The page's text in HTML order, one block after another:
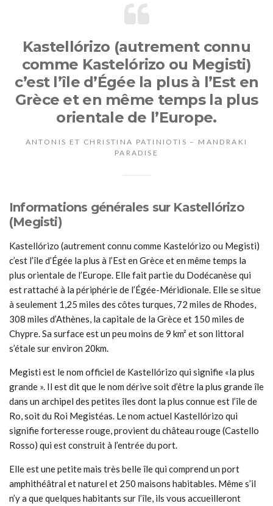
Kastellórizo (autrement connu
comme Kastelórizo ou Megisti)
c’est l’île d’Égée la plus à l’Est en
Grèce et en même temps la plus
orientale de l’Europe.
ANTONIS ET CHRISTINA PATINIOTIS – MANDRAKI
PARADISE
Informations générales sur Kastellórizo
(Megisti)
Kastellórizo (autrement connu comme Kastelórizo ou Megisti)
c’est l’île d’Égée la plus à l’Est en Grèce et en même temps la
plus orientale de l’Europe. Elle fait partie du Dodécanèse qui
est rattaché à la périphérie de l’Égée-Méridionale. Elle se situe
à seulement 1,25 miles des côtes turques, 72 miles de Rhodes,
308 miles d’Athènes, la capitale de la Grèce et 150 miles de
Chypre. Sa surface est un peu moins de 9 km² et son littoral
s’étale sur environ 20km.
Megisti est le nom officiel de Kastellórizo qui signifie «la plus
grande ». Il est dit que le nom dérive soit d’être la plus grande île
dans un archipel des petites îles dont la plus connue est l’île de
Ro, soit du Roi Megistéas. Le nom actuel Kastellórizo qui
signifie forteresse rouge, provient du château rouge (Castello
Rosso) qui est construit à l’entrée du port.
Elle est une petite mais très belle île qui comprend un port
amphithéâtral et naturel et 250 maisons habitables. Même s’il
n’y a que quelques habitants sur l’île, ils vous accueilleront